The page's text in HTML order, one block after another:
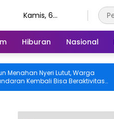
Kamis, 6
Hiburan Nasional
Nyeri Lutut, Warga
Bisa Beraktivitas
Ditanggung BPJS